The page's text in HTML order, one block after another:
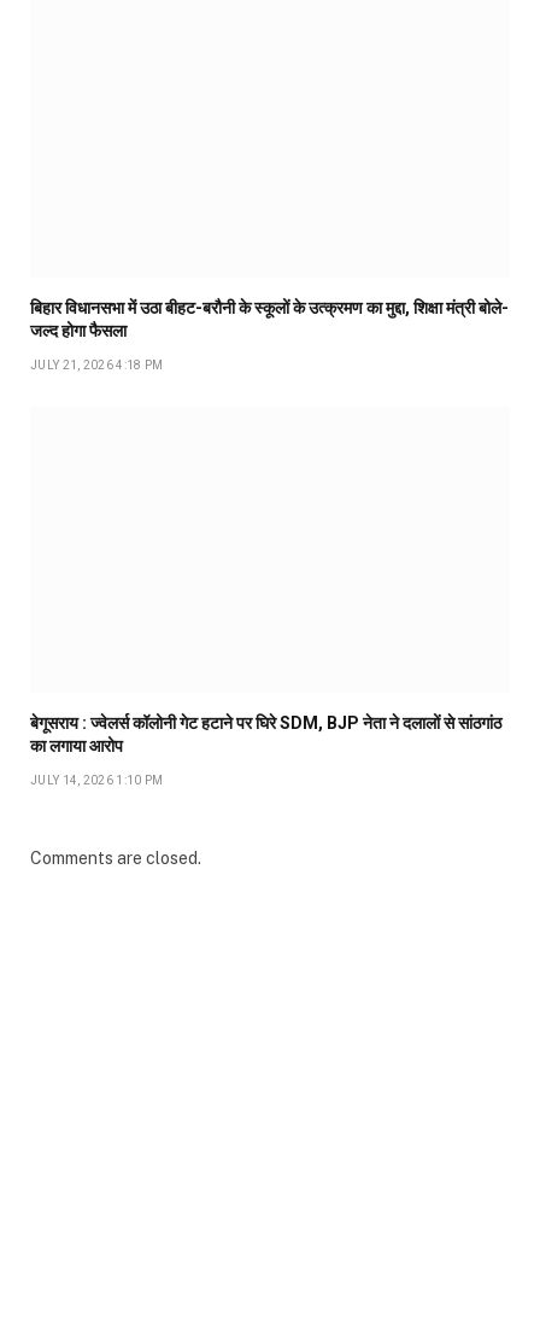
बिहार विधानसभा में उठा बीहट-बरौनी के स्कूलों के उत्क्रमण का मुद्दा, शिक्षा मंत्री बोले-
जल्द होगा फैसला
JULY 21, 2026 4:18 PM
बेगूसराय : ज्वेलर्स कॉलोनी गेट हटाने पर घिरे SDM, BJP नेता ने दलालों से सांठगांठ
का लगाया आरोप
JULY 14, 2026 1:10 PM
Comments are closed.